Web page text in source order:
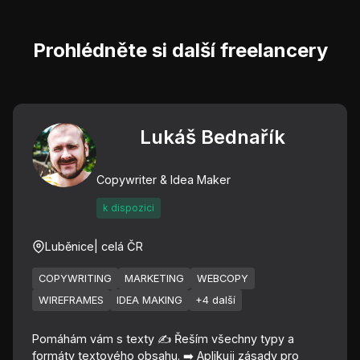
Prohlédněte si další freelancery
Lukáš Bednařík
Copywriter & Idea Maker
k dispozici
Luběnice | celá ČR
COPYWRITING MARKETING
WEBCOPY
WIREFRAMES
IDEA MAKING +4 další
Pomáhám vám s texty ✍️ Řeším všechny typy a
formáty textového obsahu. ➡️ Aplikuji zásady pro